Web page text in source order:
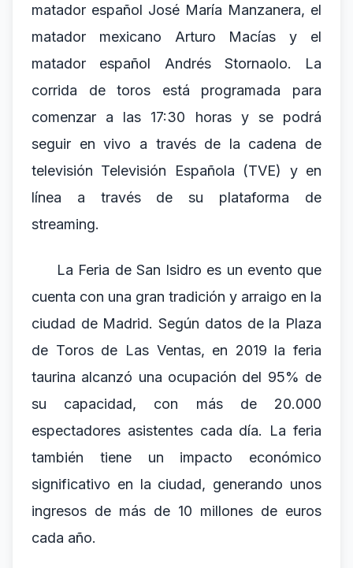
matador español José María Manzanera, el
matador mexicano Arturo Macías y el
matador español Andrés Stornaolo. La
corrida de toros está programada para
comenzar a las 17:30 horas y se podrá
seguir en vivo a través de la cadena de
televisión Televisión Española (TVE) y en
línea a través de su plataforma de
streaming.
La Feria de San Isidro es un evento que
cuenta con una gran tradición y arraigo en la
ciudad de Madrid. Según datos de la Plaza
de Toros de Las Ventas, en 2019 la feria
taurina alcanzó una ocupación del 95% de
su capacidad, con más de 20.000
espectadores asistentes cada día. La feria
también tiene un impacto económico
significativo en la ciudad, generando unos
ingresos de más de 10 millones de euros
cada año.